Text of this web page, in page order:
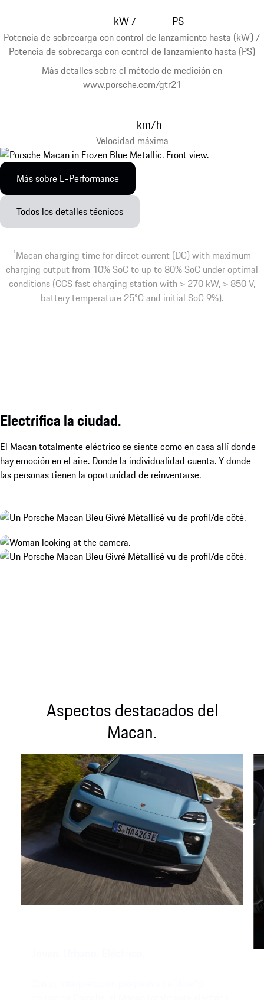
Potencia de sobrecarga con control de lanzamiento hasta (kW) /
Potencia de sobrecarga con control de lanzamiento hasta (PS)
Más detalles sobre el método de medición en
www.porsche.com/gtr21
kW/ PS
Velocidad máxima
km/h
Más sobre E-Performance
Todos los detalles técnicos
1Macan charging time for direct current (DC) with maximum
charging output from 10% SoC to up to 80% SoC under optimal
conditions (CCS fast charging station with > 270 kW, > 850 V,
battery temperature 25°C and initial SoC 9%).
Electrifica la ciudad.
El Macan totalmente eléctrico se siente como en casa allí donde
hay emoción en el aire. Donde la individualidad cuenta. Y donde
las personas tienen la oportunidad de reinventarse.
Aspectos destacados del
Macan.